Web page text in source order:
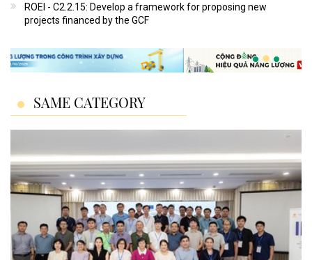
ROEI - C2.2.15: Develop a framework for proposing new
projects financed by the GCF
SAME CATEGORY